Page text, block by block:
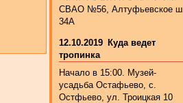
СВАО №56, Алтуфьевское ш.
34А
12.10.2019 Куда ведет
тропинка
Начало в 15:00. Музей-
усадьба Остафьево, с.
Остфьево, ул. Троицкая 10